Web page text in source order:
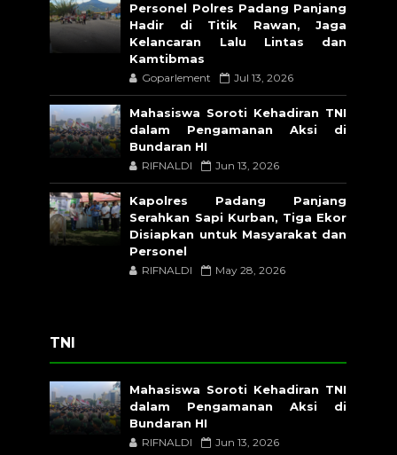
Personel Polres Padang Panjang
Hadir di Titik Rawan, Jaga
Kelancaran Lalu Lintas dan
Kamtibmas
Goparlement Jul 13, 2026
Mahasiswa Soroti Kehadiran TNI
dalam Pengamanan Aksi di
Bundaran HI
RIFNALDI Jun 13, 2026
Kapolres Padang Panjang
Serahkan Sapi Kurban, Tiga Ekor
Disiapkan untuk Masyarakat dan
Personel
RIFNALDI May 28, 2026
TNI
Mahasiswa Soroti Kehadiran TNI
dalam Pengamanan Aksi di
Bundaran HI
RIFNALDI Jun 13, 2026